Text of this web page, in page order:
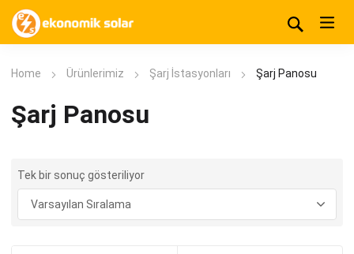
Home Ürünlerimiz Şarj İstasyonları Şarj Panosu
Şarj Panosu
Tek bir sonuç gösteriliyor